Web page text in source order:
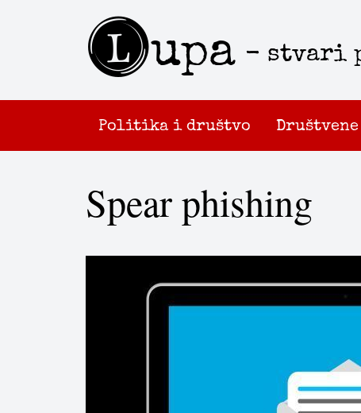
Lupa - stvari
Politika i društvo Društvene
Spear phishing